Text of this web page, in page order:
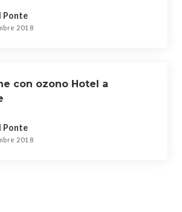
Ponte
2018
con ozono Hotel a
Ponte
2018